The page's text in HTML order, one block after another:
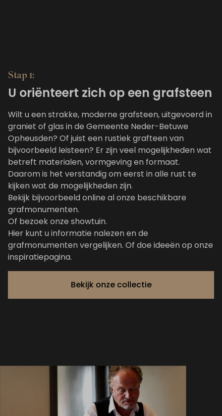
Stap 1:
U oriënteert zich op een grafsteen
Wilt u een strakke, moderne grafsteen, uitgevoerd in
graniet of glas in de Gemeente Neder-Betuwe
Opheusden? Of juist een rustiek grafteen van
bijvoorbeeld leisteen? Er zijn veel mogelijkheden wat
betreft materialen, vormgeving en formaat.
Daarom is het verstandig om eerst in alle rust te
kijken wat de mogelijkheden zijn.
Bekijk bijvoorbeeld online al onze beschikbare
grafmonumenten.
Of bezoek onze showtuin.
Hier kunt u informatie nalezen en de
grafmonumenten vergelijken. Of doe ideeën op onze
inspiratiepagina.
Bekijk onze collectie